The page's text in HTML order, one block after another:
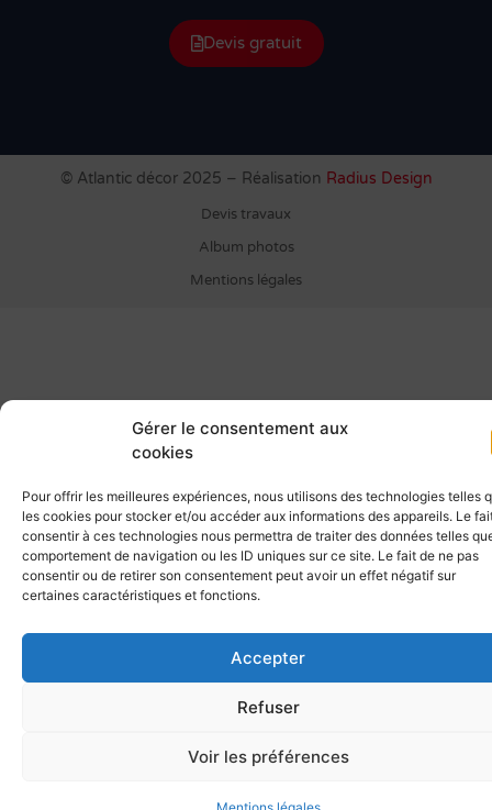
Gérer le consentement aux
cookies
Pour offrir les meilleures expériences, nous utilisons des technologies telles
les cookies pour stocker et/ou accéder aux informations des appareils. Le
consentir à ces technologies nous permettra de traiter des données telles
comportement de navigation ou les ID uniques sur ce site. Le fait de ne pas
consentir ou de retirer son consentement peut avoir un effet négatif sur
certaines caractéristiques et fonctions.
Accepter
Refuser
Voir les préférences
Devis gratuit
© Atlantic décor 2025 – Réalisation Radius Design
Devis travaux
Album photos
Mentions légales